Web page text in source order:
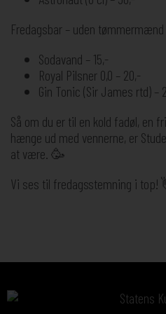
Fredagsbar – uden tømmermænd
Sodavand – 15,-
Royal Pilsner 0,0 – 20,-
Gin Tonic (Sir James rtd) –
Så om du er til en kold fadøl, en
hænge ud med vennerne, er
at være. 🥳
Vi ses til fredagsstemning i top!
Sponsorer